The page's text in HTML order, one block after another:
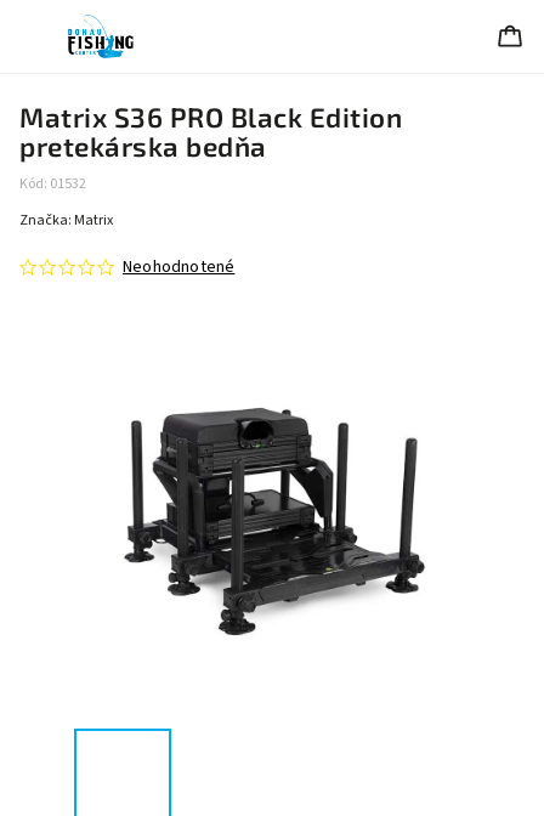
Matrix S36 PRO Black Edition
pretekárska bedňa
Kód: 01532
Neohodnotené
Značka: Matrix